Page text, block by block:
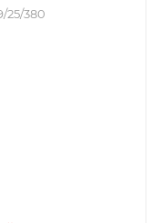
25/380